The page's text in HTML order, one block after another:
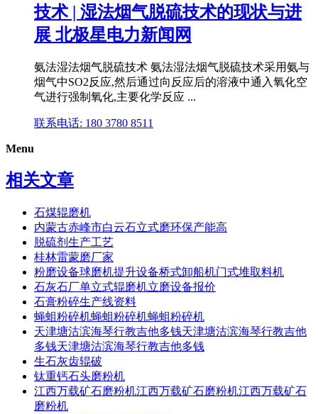
技术 | 湿法烟气脱硫技术的现状与进
展 北极星电力新闻网
氨法湿法烟气脱硫技术 氨法湿法烟气脱硫技术采用氨与
烟气中SO2反应,然后通过向反应后的溶液中通入氧化空
气进行强制氧化,主要化学反应 ...
联系电话: 180 3780 8511
Menu
相关文章
石煤辊磨机
内蒙古赤峰市白云石立式磨环保产能高
脱硫剂生产工艺
桂林雷蒙磨厂家
粉磨设备球磨机提升设备桥式卸船机门式堆取料机
石灰石厂单立式辊磨机立磨设备报价
石膏粉碎生产线资料
蝇蛆粉碎机蝇蛆粉碎机蝇蛆粉碎机
天津塘沽滨海琴行教吉他多钱天津塘沽滨海琴行教吉他
多钱天津塘沽滨海琴行教吉他多钱
生石灰齿辊破
钛重钙石头磨粉机
江西万载矿石磨粉机江西万载矿石磨粉机江西万载矿石
磨粉机